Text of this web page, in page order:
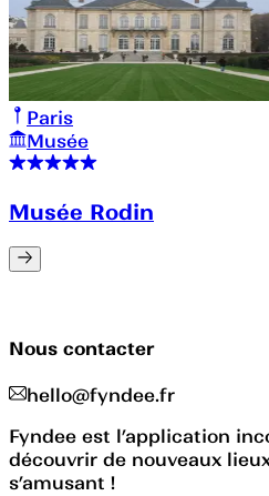
Paris
Musée
Musée Rodin
Nous contacter
hello@fyndee.fr
Fyndee est l’application
découvrir de nouveaux
s’amusant !